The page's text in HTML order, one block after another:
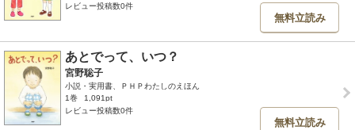
レビュー投稿数0件
無料立読み
あとでって、いつ？
宮野聡子
小説・実用書、ＰＨＰわたしのえほん
1巻
1,091pt
レビュー投稿数0件
無料立読み